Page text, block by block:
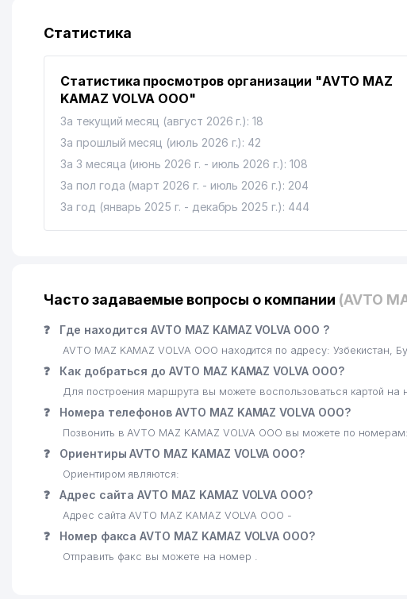
Статистика
Статистика просмотров организации "AVTO MAZ
KAMAZ VOLVA ООО"
За текущий месяц (август 2026 г.): 18
За прошлый месяц (июль 2026 г.): 42
За 3 месяца (июнь 2026 г. - июль 2026 г.): 108
За пол года (март 2026 г. - июль 2026 г.): 204
За год (январь 2025 г. - декабрь 2025 г.): 444
Часто задаваемые вопросы о компании (AVTO
❓ Где находится AVTO MAZ KAMAZ VOLVA ООО ?
AVTO MAZ KAMAZ VOLVA ООО находится по адресу: Узбекистан,
❓ Как добраться до AVTO MAZ KAMAZ VOLVA ООО?
Для построения маршрута вы можете воспользоваться картой на
❓ Номера телефонов AVTO MAZ KAMAZ VOLVA ООО?
Позвонить в AVTO MAZ KAMAZ VOLVA ООО вы можете по
❓ Ориентиры AVTO MAZ KAMAZ VOLVA ООО?
Ориентиром являются:
❓ Адрес сайта AVTO MAZ KAMAZ VOLVA ООО?
Адрес сайта AVTO MAZ KAMAZ VOLVA ООО -
❓ Номер факса AVTO MAZ KAMAZ VOLVA ООО?
Отправить факс вы можете на номер .